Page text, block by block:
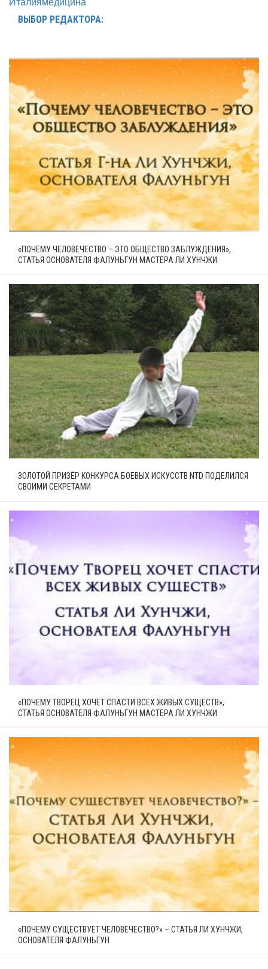
ВЫБОР РЕДАКТОРА:
«ПОЧЕМУ ЧЕЛОВЕЧЕСТВО – ЭТО ОБЩЕСТВО ЗАБЛУЖДЕНИЯ»,
СТАТЬЯ ОСНОВАТЕЛЯ ФАЛУНЬГУН МАСТЕРА ЛИ ХУНЧЖИ
ЗОЛОТОЙ ПРИЗЁР КОНКУРСА БОЕВЫХ ИСКУССТВ NTD ПОДЕЛИЛСЯ
СВОИМИ СЕКРЕТАМИ
«ПОЧЕМУ ТВОРЕЦ ХОЧЕТ СПАСТИ ВСЕХ ЖИВЫХ СУЩЕСТВ»,
СТАТЬЯ ОСНОВАТЕЛЯ ФАЛУНЬГУН МАСТЕРА ЛИ ХУНЧЖИ
«ПОЧЕМУ СУЩЕСТВУЕТ ЧЕЛОВЕЧЕСТВО?» – СТАТЬЯ ЛИ ХУНЧЖИ,
ОСНОВАТЕЛЯ ФАЛУНЬГУН